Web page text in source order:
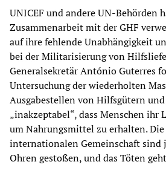
UNICEF und andere UN-Behörden
Zusammenarbeit mit der GHF
auf ihre fehlende Unabhängigkeit
bei der Militarisierung von
Generalsekretär António Guterres
Untersuchung der wiederholten
Ausgabestellen von Hilfsgütern
„inakzeptabel“, dass Menschen ihr
um Nahrungsmittel zu erhalten.
internationalen Gemeinschaft sind
Ohren gestoßen, und das Töten